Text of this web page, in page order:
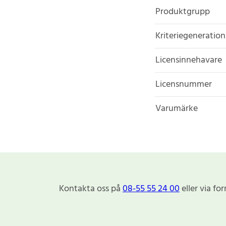
Produktgrupp
Kriteriegeneration
Licensinnehavare
Licensnummer
Varumärke
Kontakta oss på08-55 55 24 00eller via